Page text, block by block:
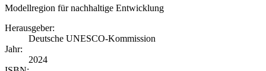
Modellregion für nachhaltige Entwicklung
Herausgeber:
Deutsche UNESCO-Kommission
Jahr:
2024